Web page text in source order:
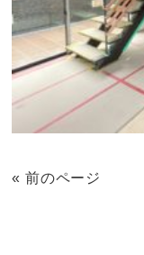
« 前のページ